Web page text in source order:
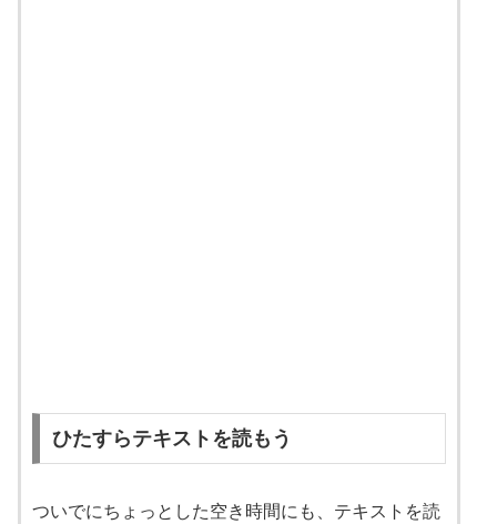
ひたすらテキストを読もう
ついでにちょっとした空き時間にも、テキストを読